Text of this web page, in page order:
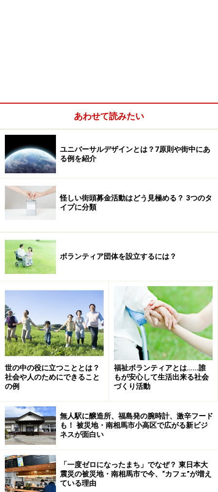
あわせて読みたい
ユニバーサルデザインとは？7原則や街中にあ
る例を紹介
怪しい街頭募金活動はどう見極める？ 3つのタ
イプに分類
ボランティア団体を設立するには？
世の中の役に立つこととは？
社会や人のためにできること
の例
福祉ボランティアとは……誰
もが安心して生活出来る社会
づくり活動
無人駅に醸造所、福島発の腕時計、激辛フード
も！ 被災地・南相馬市小高区で広がる新ビジ
ネスが面白い
「一度ゼロになったまち」でなぜ？ 東日本大
震災の被災地・南相馬市で今、“カフェ”が増え
ている理由